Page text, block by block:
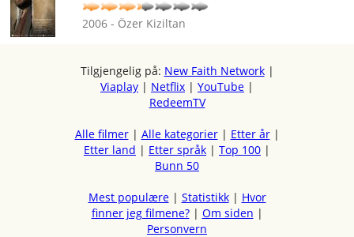
2006 - Özer Kiziltan
Tilgjengelig på: New Faith Network|
Viaplay | Netflix | YouTube |
RedeemTV
Alle filmer| Alle kategorier| Etter år|
Etter land | Etter språk | Top 100 |
Bunn 50
Mest populære| Statistikk| Hvor
finner jeg filmene?| Om siden |
Personvern